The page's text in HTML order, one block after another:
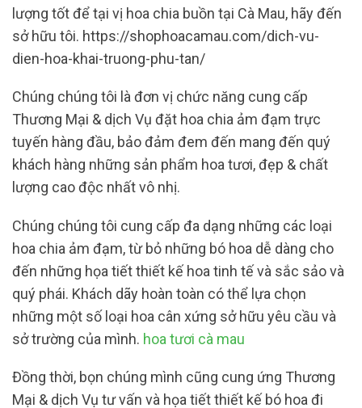
lượng tốt để tại vị hoa chia buồn tại Cà Mau, hãy đến
sở hữu tôi. https://shophoacamau.com/dich-vu-
dien-hoa-khai-truong-phu-tan/
Chúng chúng tôi là đơn vị chức năng cung cấp
Thương Mại & dịch Vụ đặt hoa chia ảm đạm trực
tuyến hàng đầu, bảo đảm đem đến mang đến quý
khách hàng những sản phẩm hoa tươi, đẹp & chất
lượng cao độc nhất vô nhị.
Chúng chúng tôi cung cấp đa dạng những các loại
hoa chia ảm đạm, từ bỏ những bó hoa dễ dàng cho
đến những họa tiết thiết kế hoa tinh tế và sắc sảo và
quý phái. Khách dãy hoàn toàn có thể lựa chọn
những một số loại hoa cân xứng sở hữu yêu cầu và
sở trường của mình. hoa tươi cà mau
Đồng thời, bọn chúng mình cũng cung ứng Thương
Mại & dịch Vụ tư vấn và họa tiết thiết kế bó hoa đi